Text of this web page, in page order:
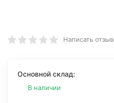
Написать отзыв
Основной склад:
В наличии